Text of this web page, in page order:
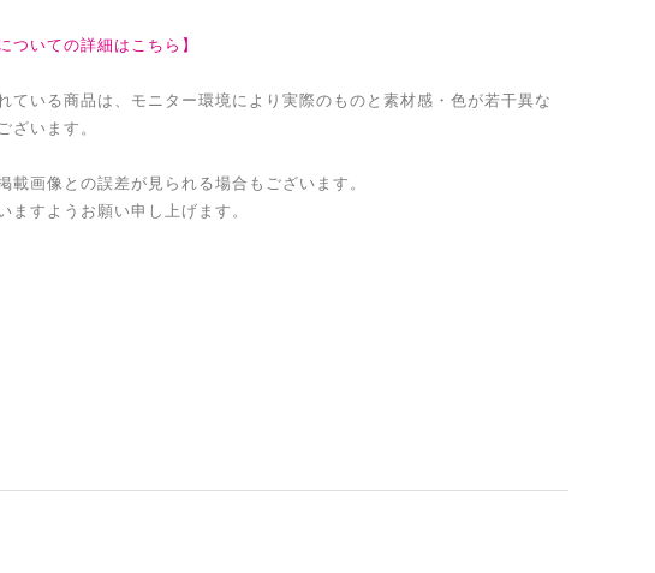
ついての詳細はこちら】
ている商品は、モニター環境により実際のものと素材感・色が若干異な
ざいます。
載画像との誤差が見られる場合もございます。
ますようお願い申し上げます。